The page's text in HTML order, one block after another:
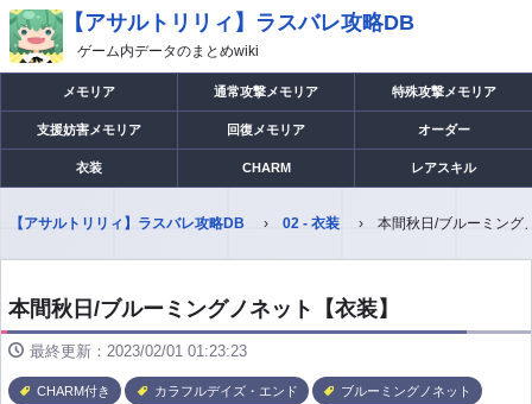
【アサルトリリィ】ラスバレ攻略DB
ゲーム内データのまとめwiki
メモリア 通常攻撃メモリア 特殊攻撃メモリア
支援妨害メモリア 回復メモリア オーダー
衣装 CHARM レアスキル
【アサルトリリィ】ラスバレ攻略DB 02 - 衣装 本間秋日/ブルーミング
本間秋日/ブルーミングノネット【衣装】
最終更新：2023/02/01 01:23:23
CHARM付き カラフルデイズ・エンド ブルーミングノネット